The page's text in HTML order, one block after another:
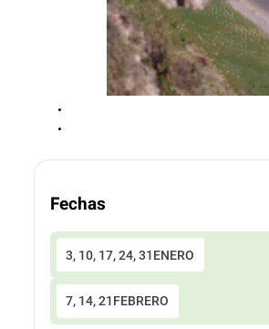
Fechas
3, 10, 17, 24, 31ENERO
7, 14, 21FEBRERO